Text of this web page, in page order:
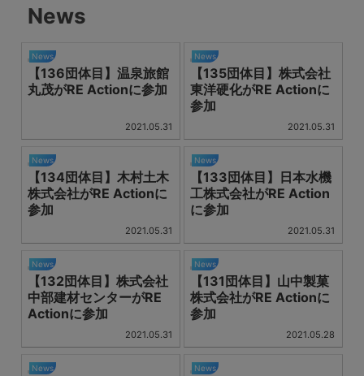
News
News
【136団体目】温泉旅館
丸茂がRE Actionに参加
2021.05.31
News
【135団体目】株式会社
東洋硬化がRE Actionに
参加
2021.05.31
News
【134団体目】木村土木
株式会社がRE Actionに
参加
2021.05.31
News
【133団体目】日本水機
工株式会社がRE Action
に参加
2021.05.31
News
【132団体目】株式会社
中部建材センターがRE
Actionに参加
2021.05.31
News
【131団体目】山中製菓
株式会社がRE Actionに
参加
2021.05.28
News News